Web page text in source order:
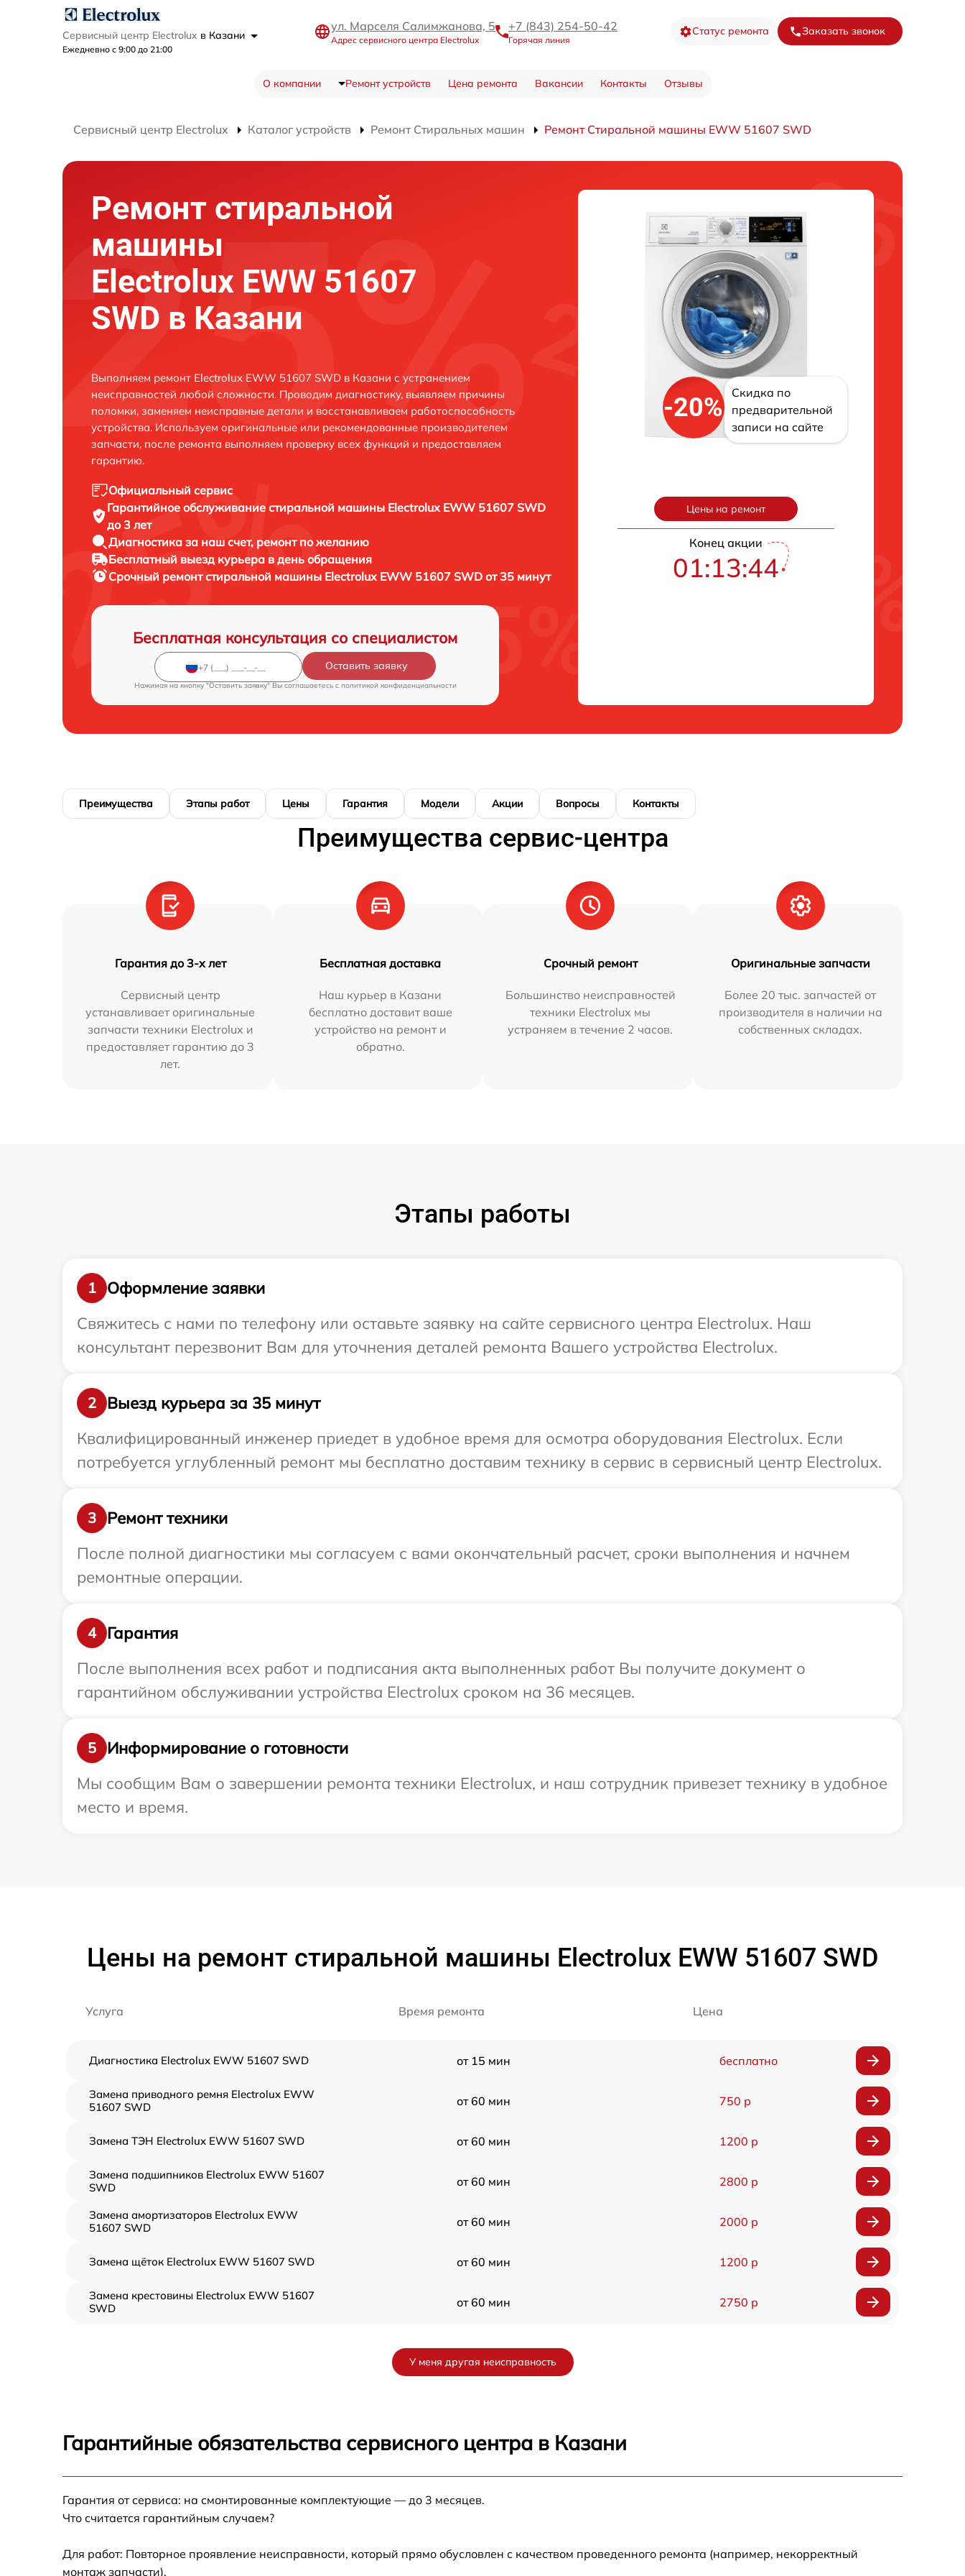
Сервисный центр Electrolux в Казани
Ежедневно с 9:00 до 21:00
ул. Марселя Салимжанова, 5
Адрес сервисного центра Electrolux
+7 (843) 254-50-42
Горячая линия
Статус ремонта Заказать звонок
О компании Ремонт устройств Цена ремонта Вакансии Контакты Отзывы
Сервисный центр Electrolux Каталог устройств Ремонт Стиральных машин Ремонт Стиральной машины EWW 51607 SWD
Ремонт стиральной
машины
Electrolux EWW 51607
SWD в Казани
Выполняем ремонт Electrolux EWW 51607 SWD в Казани с устранением
неисправностей любой сложности. Проводим диагностику, выявляем причины
поломки, заменяем неисправные детали и восстанавливаем работоспособность
устройства. Используем оригинальные или рекомендованные производителем
запчасти, после ремонта выполняем проверку всех функций и предоставляем
гарантию.
Официальный сервис
Гарантийное обслуживаниестиральной машины Electrolux EWW 51607 SWD
до 3 лет
Диагностика за наш счет, ремонт по желанию
Бесплатный выезд курьера в день обращения
Срочный ремонтстиральной машины Electrolux EWW 51607 SWD от 35 минут
Бесплатная консультация со специалистом
Оставить заявку
Нажимая на кнопку "Оставить заявку" Вы соглашаетесь c политикой конфиденциальности
-20%
Скидка по
предварительной
записи на сайте
Цены на ремонт
Конец акции
01:13:43
Преимущества Этапы работ Цены Гарантия Модели Акции Вопросы Контакты
Преимущества сервис-центра
Гарантия до 3-х лет
Сервисный центр
устанавливает оригинальные
запчасти техники Electrolux и
предоставляет гарантию до 3
лет.
Бесплатная доставка
Наш курьер в Казани
бесплатно доставит ваше
устройство на ремонт и
обратно.
Срочный ремонт
Большинство неисправностей
техники Electrolux мы
устраняем в течение 2 часов.
Оригинальные запчасти
Более 20 тыс. запчастей от
производителя в наличии на
собственных складах.
Этапы работы
1
Оформление заявки
Свяжитесь с нами по телефону или оставьте заявку на сайте сервисного центра Electrolux. Наш
консультант перезвонит Вам для уточнения деталей ремонта Вашего устройства Electrolux.
2
Выезд курьера за 35 минут
Квалифицированный инженер приедет в удобное время для осмотра оборудования Electrolux. Если
потребуется углубленный ремонт мы бесплатно доставим технику в сервис в сервисный центр Electrolux.
3
Ремонт техники
После полной диагностики мы согласуем с вами окончательный расчет, сроки выполнения и начнем
ремонтные операции.
4
Гарантия
После выполнения всех работ и подписания акта выполненных работ Вы получите документ о
гарантийном обслуживании устройства Electrolux сроком на 36 месяцев.
5
Информирование о готовности
Мы сообщим Вам о завершении ремонта техники Electrolux, и наш сотрудник привезет технику в удобное
место и время.
Цены на ремонт стиральной машины Electrolux EWW 51607 SWD
Услуга Время ремонта Цена
Диагностика Electrolux EWW 51607 SWD от 15 мин бесплатно
Замена приводного ремня Electrolux EWW
51607 SWD
от 60 мин 750 р
Замена ТЭН Electrolux EWW 51607 SWD от 60 мин 1200 р
Замена подшипников Electrolux EWW 51607
SWD
от 60 мин 2800 р
Замена амортизаторов Electrolux EWW
51607 SWD
от 60 мин 2000 р
Замена щёток Electrolux EWW 51607 SWD от 60 мин 1200 р
Замена крестовины Electrolux EWW 51607
SWD
от 60 мин 2750 р
от 60 мин
51607 SWD
Electrolux EWW 51607 SWD
от 60 мин 1100 р
Замена УБЛ Electrolux EWW 51607 SWD
Замена циркуляционного насоса Electrolux
EWW 51607 SWD
от 60 мин 1800 р
У меня другая неисправность
Гарантийные обязательства сервисного центра в Казани
Гарантия от сервиса: на смонтированные комплектующие — до 3 месяцев.
Что считается гарантийным случаем?
Для работ: Повторное проявление неисправности, который прямо обусловлен с качеством проведенного ремонта (например, некорректный
монтаж запчасти).